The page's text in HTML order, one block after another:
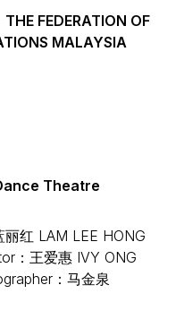
FEDERATION OF
MALAYSIA
Theatre
红 LAM LEE HONG
：王爱惠 IVY ONG
：马金泉